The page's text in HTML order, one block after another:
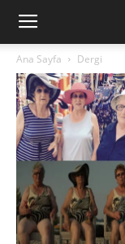
Ana Sayfa Dergi